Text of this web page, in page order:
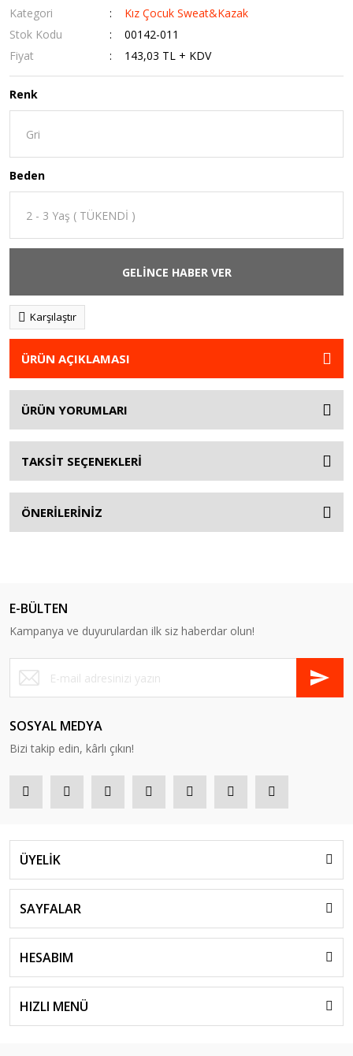
Kategori
Kız Çocuk Sweat&Kazak
Stok Kodu
00142-011
Fiyat
143,03 TL + KDV
Renk
Beden
GELİNCE HABER VER
Karşılaştır
ÜRÜN AÇIKLAMASI
ÜRÜN YORUMLARI
TAKSİT SEÇENEKLERİ
ÖNERİLERİNİZ
E-BÜLTEN
Kampanya ve duyurulardan ilk siz haberdar olun!
SOSYAL MEDYA
Bizi takip edin, kârlı çıkın!
ÜYELİK
SAYFALAR
HESABIM
HIZLI MENÜ